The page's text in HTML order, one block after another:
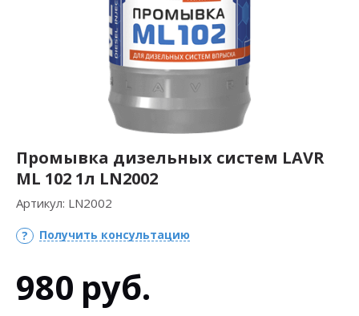
Промывка дизельных систем LAVR
ML 102 1л LN2002
Артикул: LN2002
Получить консультацию
980 руб.